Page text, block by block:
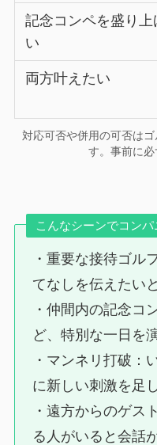
記念コンペを盛り上
い
両方叶えたい
対応可否や併用の可否は
す。事前に必
こんなシーンでコン
・重要な接待ゴル
てなしを伝えたい
・仲間内の記念コ
ど、特別な一日を
・マンネリ打破：
に新しい刺激を足
・遠方からのゲス
る人がいると会話